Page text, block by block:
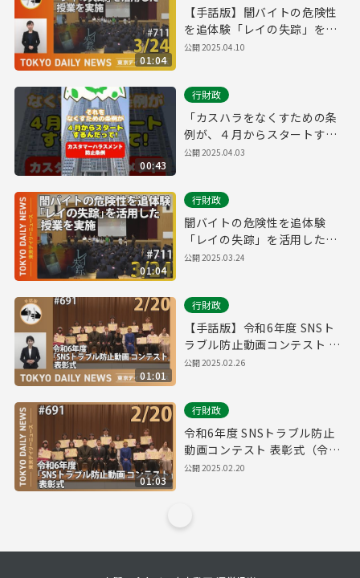
01:04
【手話版】闇バイトの危険性
を追体験「レイの失踪」を活
用した授業を実施（令和7年3
公開2025.04.10
00:43
行財政
「カスハラをなくすための条
例が、４月からスタートする
よ。」
公開2025.04.03
01:04
行財政
闇バイトの危険性を追体験
「レイの失踪」を活用した授
業を実施（令和7年3月24日 東
公開2025.03.24
01:01
行財政
【手話版】令和6年度 SNSト
ラブル防止動画コンテスト 表
彰式（令和7年2月20日 東京デ
公開2025.02.26
01:03
行財政
令和6年度 SNSトラブル防止
動画コンテスト 表彰式（令和
7年2月20日 東京デイリーニュ
公開2025.02.20